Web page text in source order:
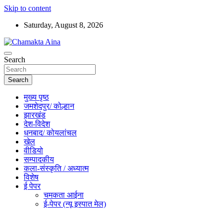
Skip to content
Saturday, August 8, 2026
Chamakta Aina
Hindi News Paper – Jharkhand
Search
Search
मुख्य पृष्ठ
जमशेदपुर/ कोल्हान
झारखंड
देश-विदेश
धनबाद/ कोयलांचल
खेल
वीडियो
सम्पादकीय
कला-संस्कृति / अध्यात्म
विशेष
ई पेपर
चमकता आईना
ई-पेपर (न्यू इस्पात मेल)